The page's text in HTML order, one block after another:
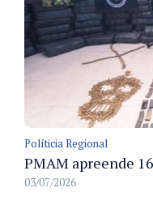
Políticia Regional
03/07/2026